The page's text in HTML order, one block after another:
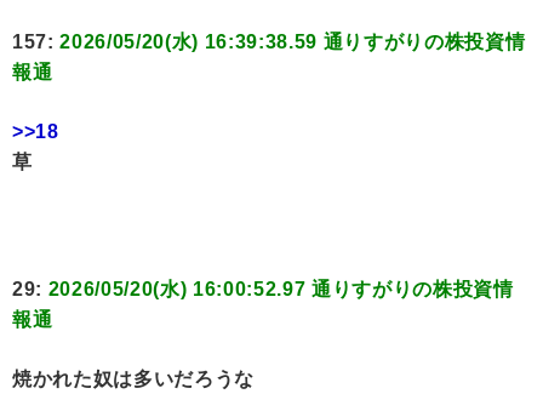
157:2026/05/20(水) 16:39:38.59 通りすがりの株投資情
報通
>>18
草
29: 2026/05/20(水) 16:00:52.97 通りすがりの株投資情
報通
焼かれた奴は多いだろうな